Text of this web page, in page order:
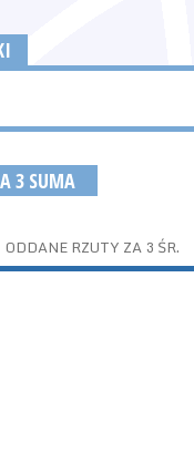
3 SUMA
ODDANE RZUTY ZA 3 ŚR.